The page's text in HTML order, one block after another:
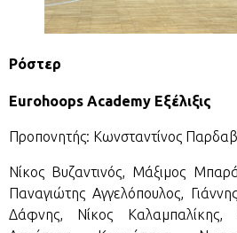
Ρόστερ
Eurohoops Academy Εξέλιξις
Προπονητής: Κωνσταντίνος
Νίκος Βυζαντινός, Μάξιμος
Παναγιώτης Αγγελόπουλος,
Δάφνης, Νίκος Καλαμπαλίκης,